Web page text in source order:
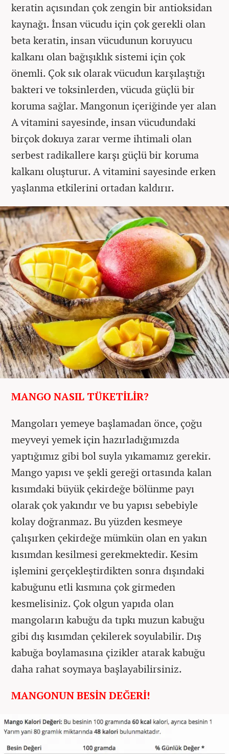
keratin açısından çok zengin bir antioksidan
kaynağı. İnsan vücudu için çok gerekli olan
beta keratin, insan vücudunun koruyucu
kalkanı olan bağışıklık sistemi için çok
önemli. Çok sık olarak vücudun karşılaştığı
bakteri ve toksinlerden, vücuda güçlü bir
koruma sağlar. Mangonun içeriğinde yer alan
A vitamini sayesinde, insan vücudundaki
birçok dokuya zarar verme ihtimali olan
serbest radikallere karşı güçlü bir koruma
kalkanı oluşturur. A vitamini sayesinde erken
yaşlanma etkilerini ortadan kaldırır.
MANGO NASIL TÜKETİLİR?
Mangoları yemeye başlamadan önce, çoğu
meyveyi yemek için hazırladığımızda
yaptığımız gibi bol suyla yıkamamız gerekir.
Mango yapısı ve şekli gereği ortasında kalan
kısımdaki büyük çekirdeğe bölünme payı
olarak çok yakındır ve bu yapısı sebebiyle
kolay doğranmaz. Bu yüzden kesmeye
çalışırken çekirdeğe mümkün olan en yakın
kısımdan kesilmesi gerekmektedir. Kesim
işlemini gerçekleştirdikten sonra dışındaki
kabuğunu etli kısmına çok girmeden
kesmelisiniz. Çok olgun yapıda olan
mangoların kabuğu da tıpkı muzun kabuğu
gibi dış kısımdan çekilerek soyulabilir. Dış
kabuğa boylamasına çizikler atarak kabuğu
daha rahat soymaya başlayabilirsiniz.
MANGONUN BESİN DEĞERİ!